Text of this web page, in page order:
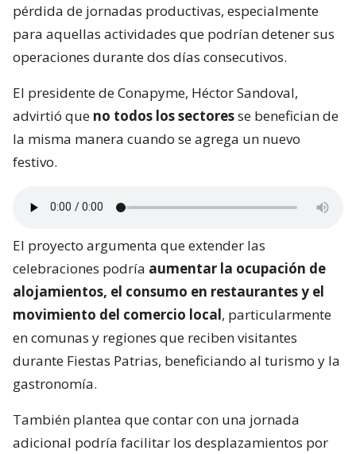
pérdida de jornadas productivas, especialmente
para aquellas actividades que podrían detener sus
operaciones durante dos días consecutivos.
El presidente de Conapyme, Héctor Sandoval,
advirtió que no todos los sectoresse benefician de
la misma manera cuando se agrega un nuevo
festivo.
El proyecto argumenta que extender las
celebraciones podría aumentar la ocupación de
alojamientos, el consumo en restaurantes y el
movimiento del comercio local, particularmente
en comunas y regiones que reciben visitantes
durante Fiestas Patrias, beneficiando al turismo y la
gastronomía.
También plantea que contar con una jornada
adicional podría facilitar los desplazamientos por